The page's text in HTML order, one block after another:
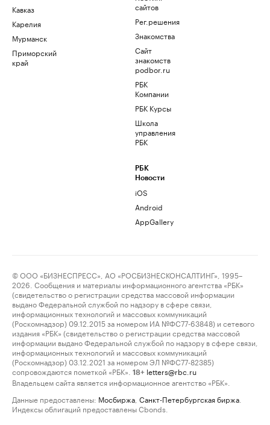
Кавказ
Карелия
Мурманск
Приморский
край
сайтов
Рег.решения
Знакомства
Сайт
знакомств
podbor.ru
РБК
Компании
РБК Курсы
Школа
управления
РБК
РБК
Новости
iOS
Android
AppGallery
© ООО «БИЗНЕСПРЕСС», АО «РОСБИЗНЕСКОНСАЛТИНГ», 1995–
2026. Сообщения и материалы информационного агентства «РБК»
(свидетельство о регистрации средства массовой информации
выдано Федеральной службой по надзору в сфере связи,
информационных технологий и массовых коммуникаций
(Роскомнадзор) 09.12.2015 за номером ИА №ФС77-63848) и сетевого
издания «РБК» (свидетельство о регистрации средства массовой
информации выдано Федеральной службой по надзору в сфере связи,
информационных технологий и массовых коммуникаций
(Роскомнадзор) 03.12.2021 за номером ЭЛ №ФС77-82385)
сопровождаются пометкой «РБК».
18+ letters@rbc.ru
Владельцем сайта является информационное агентство «РБК».
Данные предоставлены: Мосбиржа Санкт-Петербургская биржа
Индексы облигаций предоставлены Cbonds.